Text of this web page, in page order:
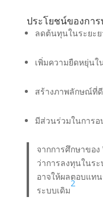
ประโยชน์ของกา
ลดต้นทุนในระยะย
เพิ่มความยืดหยุ่น
สร้างภาพลักษณ์ที่
มีส่วนร่วมในการ
จากการศึกษาขอ
ว่าการลงทุนในร
อาจให้ผลตอบแทน
ระบบเดิม
2